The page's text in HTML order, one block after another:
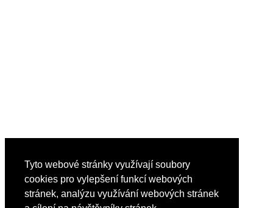
Tyto webové stránky využívají soubory
cookies pro vylepšení funkcí webových
stránek, analýzu využívání webových stránek